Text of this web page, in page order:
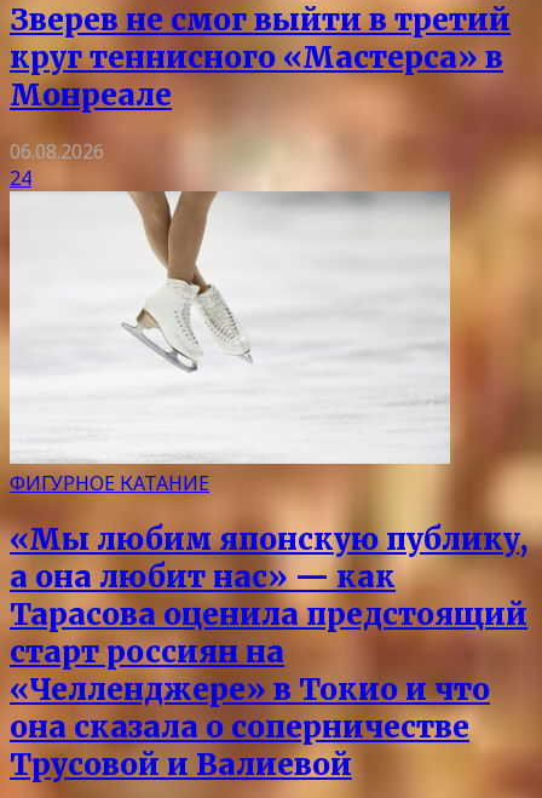
Зверев не смог выйти в третий
круг теннисного «Мастерса» в
Монреале
06.08.2026
24
ФИГУРНОЕ КАТАНИЕ
«Мы любим японскую публику,
а она любит нас» — как
Тарасова оценила предстоящий
старт россиян на
«Челленджере» в Токио и что
она сказала о соперничестве
Трусовой и Валиевой